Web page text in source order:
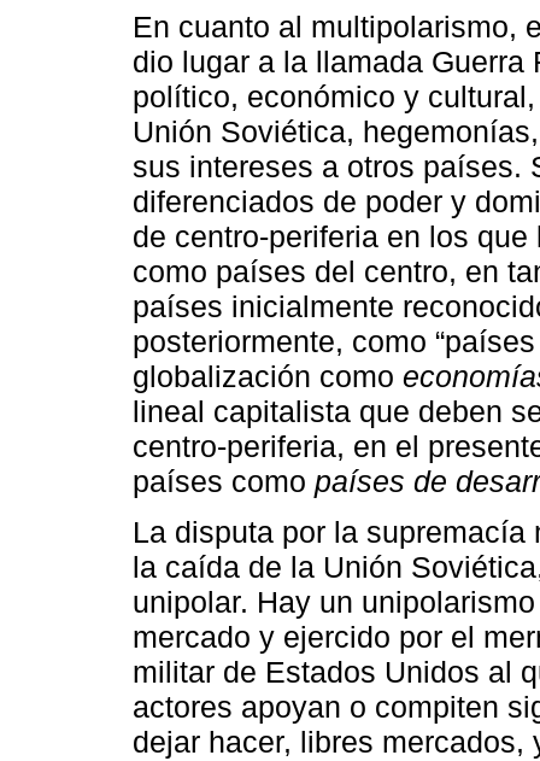
En cuanto al multipolarismo,
dio lugar a la llamada
político, económico y
Unión Soviética,
sus intereses a otros países.
diferenciados de poder y
de centro-periferia en los
como países del centro, en
países inicialmente
posteriormente, como
globalización como
lineal capitalista que deben
centro-periferia, en el
países como países de
La disputa por la
la caída de la Unión
unipolar. Hay un
mercado y ejercido por el
militar de Estados Unidos al
actores apoyan o compiten
dejar hacer, libres